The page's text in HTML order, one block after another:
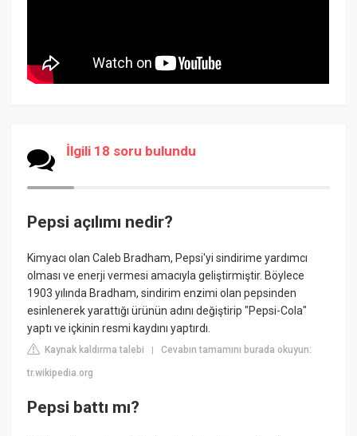
İlgili 18 soru bulundu
Pepsi açılımı nedir?
Kimyacı olan Caleb Bradham, Pepsi'yi sindirime yardımcı
olması ve enerji vermesi amacıyla geliştirmiştir. Böylece
1903 yılında Bradham, sindirim enzimi olan pepsinden
esinlenerek yarattığı ürünün adını değiştirip "Pepsi-Cola"
yaptı ve içkinin resmi kaydını yaptırdı.
Kaynak kaldırma talebi |Cevabın tamamını burada okuyun:
tr.wikipedia.org
Pepsi battı mı?